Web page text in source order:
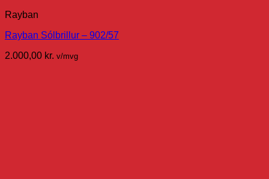
Rayban
Rayban Sólbrillur – 902/57
2.000,00 kr. v/mvg